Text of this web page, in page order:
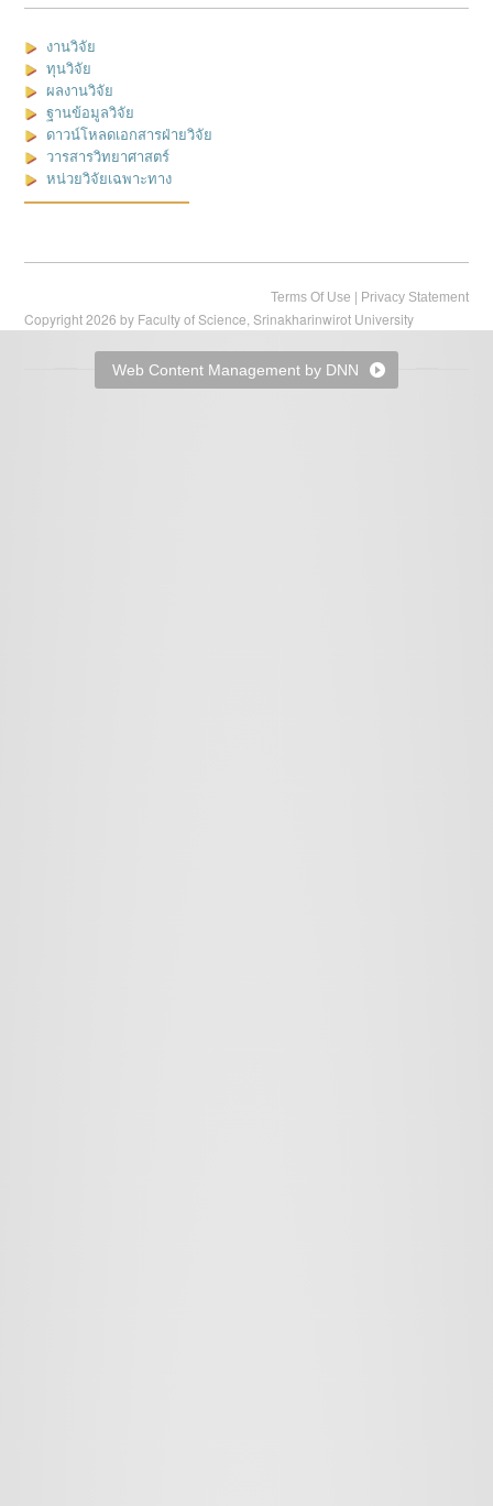
งานวิจัย
ทุนวิจัย
ผลงานวิจัย
ฐานข้อมูลวิจัย
ดาวน์โหลดเอกสารฝ่ายวิจัย
วารสารวิทยาศาสตร์
หน่วยวิจัยเฉพาะทาง
Terms Of Use | Privacy Statement
Copyright 2026 by Faculty of Science, Srinakharinwirot University
Web Content Management by DNN